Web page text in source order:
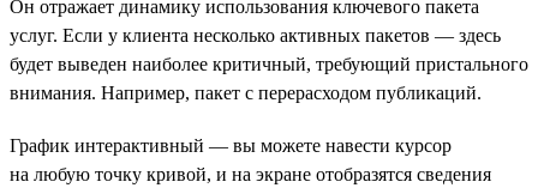
Он отражает динамику использования ключевого пакета
услуг. Если у клиента несколько активных пакетов — здесь
будет выведен наиболее критичный, требующий пристального
внимания. Например, пакет с перерасходом публикаций.
График интерактивный — вы можете навести курсор
на любую точку кривой, и на экране отобразятся сведения